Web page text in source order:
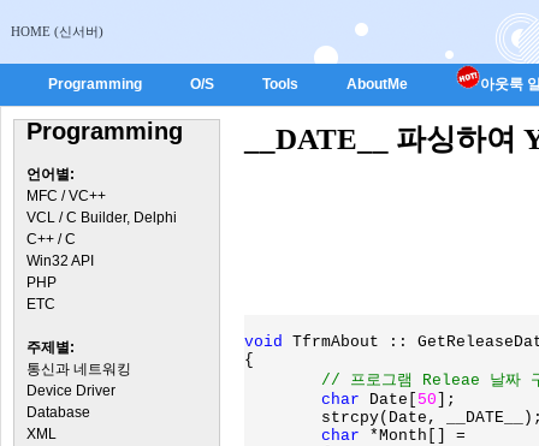
HOME (신서버)
Programming O/S Tools AboutMe 아웃룩
Programming
언어별:
MFC / VC++
VCL / C Builder, Delphi
C++ / C
Win32 API
PHP
ETC
주제별:
통신과 네트워킹
Device Driver
Database
XML
__DATE__ 파싱하여
void TfrmAbout ::
{
// 프로그램 Releae 날짜
char Date[ 50 ];
char *Month[] =